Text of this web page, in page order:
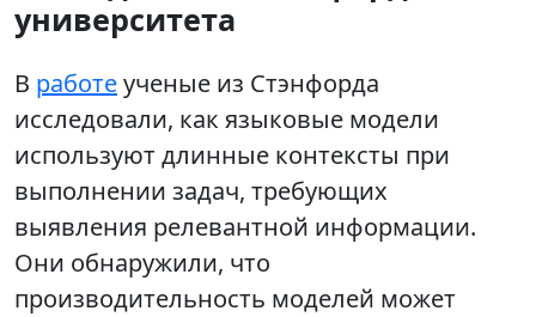
университета
В работеученые из Стэнфорда
исследовали, как языковые модели
используют длинные контексты при
выполнении задач, требующих
выявления релевантной информации.
Они обнаружили, что
производительность моделей может